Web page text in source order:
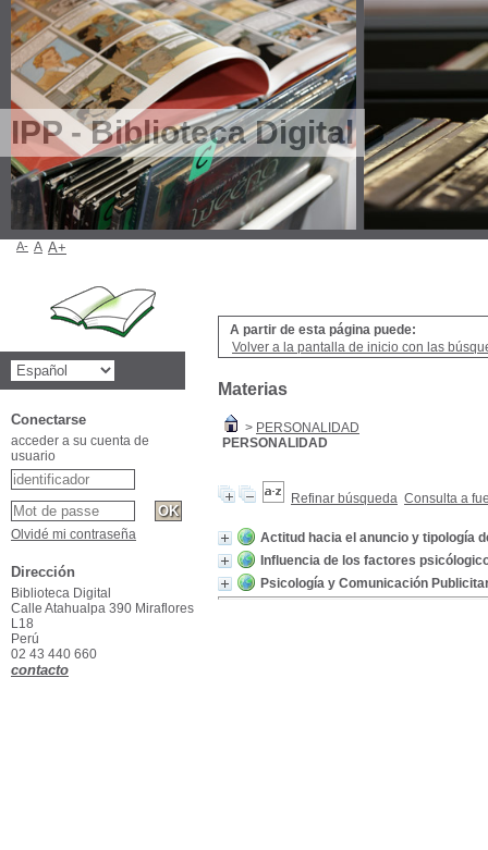
IPP - Biblioteca Digital
A partir de esta página puede:
Volver a la pantalla de inicio con las
Materias
> PERSONALIDAD
PERSONALIDAD
Refinar búsqueda Consulta a
Actitud hacia el anuncio y tipología
Influencia de los factores
Psicología y Comunicación
A- A A+
Conectarse
acceder a su cuenta de
usuario
Olvidé mi contraseña
Dirección
Biblioteca Digital
Calle Atahualpa 390 Miraflores
L18
Perú
02 43 440 660
contacto